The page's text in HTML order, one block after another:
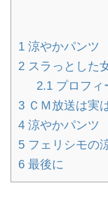
1 涼やかパンツ
2 スラっとした
2.1プロフィ
3 ＣＭ放送は実
4 涼やかパンツ
5 フェリシモの
6 最後に